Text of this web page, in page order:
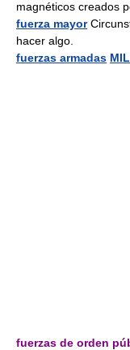
magnéticos creados
fuerza mayor
hacer algo.
fuerzas armadas
fuerzas de orden